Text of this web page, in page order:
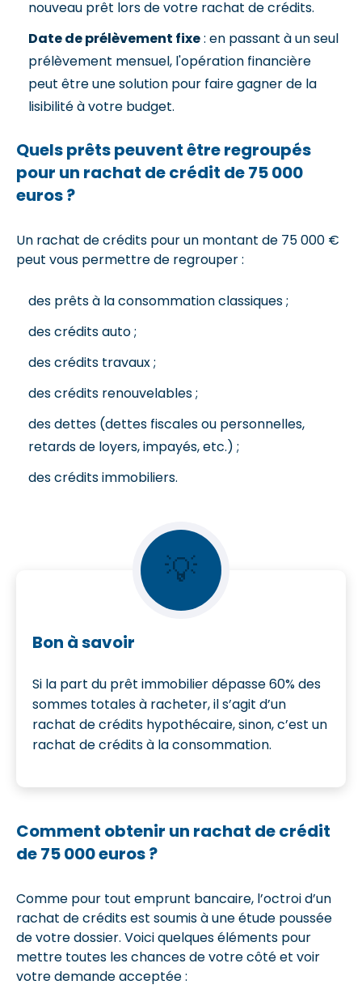
nouveau prêt lors de votre rachat de crédits.
Date de prélèvement fixe: en passant à un seul
prélèvement mensuel, l'opération financière
peut être une solution pour faire gagner de la
lisibilité à votre budget.
Quels prêts peuvent être regroupés
pour un rachat de crédit de 75 000
euros ?
Un rachat de crédits pour un montant de 75 000 €
peut vous permettre de regrouper :
des prêts à la consommation classiques ;
des crédits auto ;
des crédits travaux ;
des crédits renouvelables ;
des dettes (dettes fiscales ou personnelles,
retards de loyers, impayés, etc.) ;
des crédits immobiliers.
💡
Bon à savoir
Si la part du prêt immobilier dépasse 60% des
sommes totales à racheter, il s’agit d’un
rachat de crédits hypothécaire, sinon, c’est un
rachat de crédits à la consommation.
Comment obtenir un rachat de crédit
de 75 000 euros ?
Comme pour tout emprunt bancaire, l’octroi d’un
rachat de crédits est soumis à une étude poussée
de votre dossier. Voici quelques éléments pour
mettre toutes les chances de votre côté et voir
votre demande acceptée :